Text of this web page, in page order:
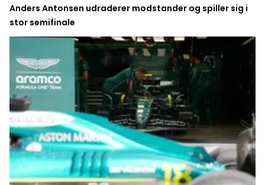
Anders Antonsen udraderer modstander og spiller sig i
stor semifinale